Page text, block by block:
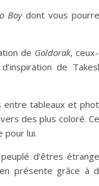
Boydont vous
de Goldorak,
de
entre tableaux et
des plus coloré.
pour lui.
d’êtres
présente grâce à